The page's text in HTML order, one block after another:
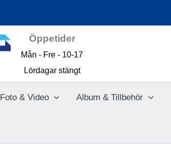
Öppetider
Mån - Fre - 10-17
Lördagar stängt
Foto & Video Album & Tillbehör